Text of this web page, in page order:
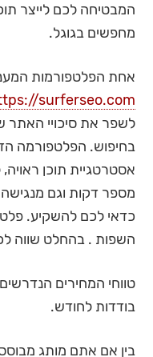
המבטיחה לכם לייצר
מחפשים בגוגל.
אחת הפלטפורמות
surferseo.com/
לשפר את סיכויי האתר
בחיפוש. הפלטפורמה
אסטרטגיית תוכן
מספר דקות וגם מנגישה
כדאי לכם להשקיע.
השפות . בהחלט שווה
טווחי המחירים
בודדות לחודש.
בין אם אתם מותג